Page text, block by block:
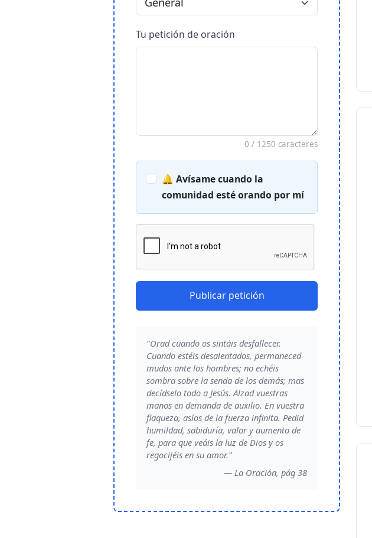
Tu petición de oración
0 / 1250 caracteres
🔔 Avísame cuando la
comunidad esté orando por mí
Publicar petición
"Orad cuando os sintáis desfallecer.
Cuando estéis desalentados, permaneced
mudos ante los hombres; no echéis
sombra sobre la senda de los demás; mas
decídselo todo a Jesús. Alzad vuestras
manos en demanda de auxilio. En vuestra
flaqueza, asíos de la fuerza infinita. Pedid
humildad, sabiduría, valor y aumento de
fe, para que veáis la luz de Dios y os
regocijéis en su amor."
— La Oración, pág 38